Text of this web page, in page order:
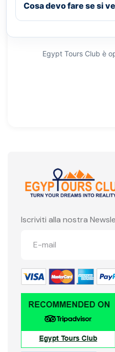
Cosa devo fare se si
Egypt Tours Club è
Iscriviti alla nostra